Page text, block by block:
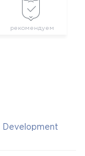
рекомендуем
Development